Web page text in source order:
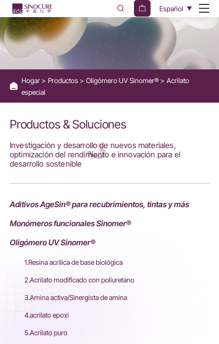
Acrilato
especial
Español
Hogar Productos Oligómero UV Sinomer®
Acrilato
especial
Productos & Soluciones
Investigación y desarrollo de nuevos materiales,
optimización del rendimiento e innovación para el
desarrollo sostenible
Aditivos AgeSin® para recubrimientos, tintas y más
Monómeros funcionales Sinomer®
Oligómero UV Sinomer®
1.Resina acrílica de base biológica
2.Acrilato modificado con poliuretano
3.Amina activa/Sinergista de amina
4.acrilato epoxi
5.Acrilato puro